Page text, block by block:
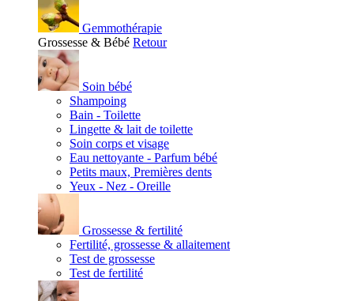
Gemmothérapie
Grossesse & Bébé Retour
Soin bébé
Shampoing
Bain - Toilette
Lingette & lait de toilette
Soin corps et visage
Eau nettoyante - Parfum bébé
Petits maux, Premières dents
Yeux - Nez - Oreille
Grossesse & fertilité
Fertilité, grossesse & allaitement
Test de grossesse
Test de fertilité